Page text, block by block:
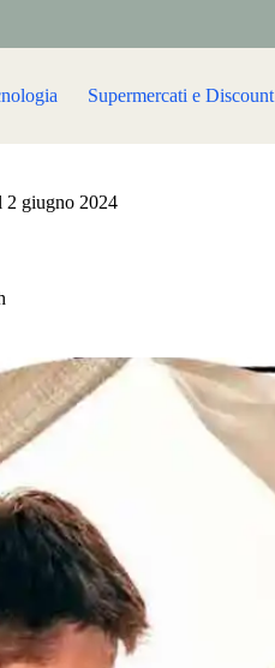
Supermercati e Discount
2 giugno 2024